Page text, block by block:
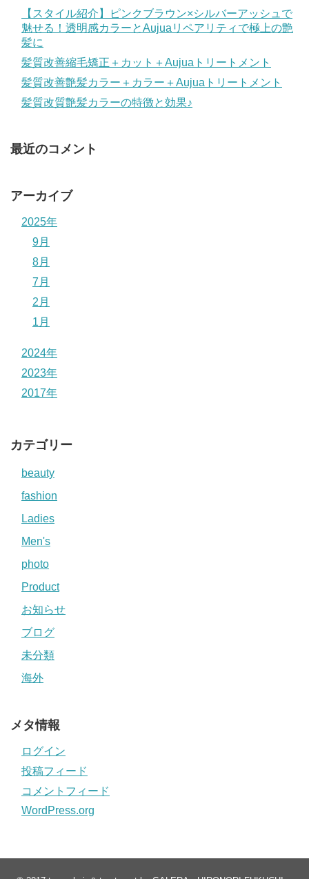
【スタイル紹介】ピンクブラウン×シルバーアッシュで
魅せる！透明感カラーとAujuaリペアリティで極上の艶
髪に
髪質改善縮毛矯正＋カット＋Aujuaトリートメント
髪質改善艶髪カラー＋カラー＋Aujuaトリートメント
髪質改質艶髪カラーの特徴と効果♪
最近のコメント
アーカイブ
2025年
9月
8月
7月
2月
1月
2024年
2023年
2017年
カテゴリー
beauty
fashion
Ladies
Men's
photo
Product
お知らせ
ブログ
未分類
海外
メタ情報
ログイン
投稿フィード
コメントフィード
WordPress.org